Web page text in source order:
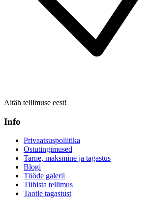
Aitäh tellimuse eest!
Info
Privaatsuspoliitika
Ostutingimused
Tarne, maksmine ja tagastus
Blogi
Tööde galerii
Tühista tellimus
Taotle tagastust